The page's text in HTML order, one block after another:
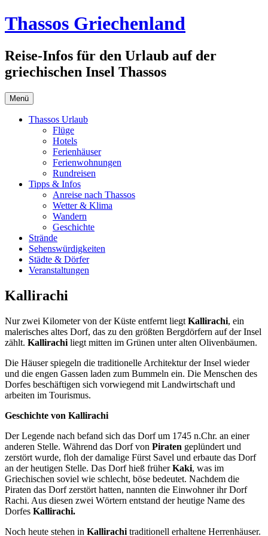
Zum
Inhalt
Thassos Griechenland
Reise-Infos für den Urlaub auf der
griechischen Insel Thassos
Menü
Thassos Urlaub
Flüge
Hotels
Ferienhäuser
Ferienwohnungen
Rundreisen
Tipps & Infos
Anreise nach Thassos
Wetter & Klima
Wandern
Geschichte
Strände
Sehenswürdigkeiten
Städte & Dörfer
Veranstaltungen
Kallirachi
Nur zwei Kilometer von der Küste entfernt liegt Kallirachi, ein
malerisches altes Dorf, das zu den größten Bergdörfern auf der Insel
zählt. Kallirachi liegt mitten im Grünen unter alten Olivenbäumen.
Die Häuser spiegeln die traditionelle Architektur der Insel wieder
und die engen Gassen laden zum Bummeln ein. Die Menschen des
Dorfes beschäftigen sich vorwiegend mit Landwirtschaft und
arbeiten im Tourismus.
Geschichte von Kallirachi
Der Legende nach befand sich das Dorf um 1745 n.Chr. an einer
anderen Stelle. Während das Dorf von Piraten geplündert und
zerstört wurde, floh der damalige Fürst Savel und erbaute das Dorf
an der heutigen Stelle. Das Dorf hieß früherKaki, was im
Griechischen soviel wie schlecht, böse bedeutet. Nachdem die
Piraten das Dorf zerstört hatten, nannten die Einwohner ihr Dorf
Rachi. Aus diesen zwei Wörtern entstand der heutige Name des
Dorfes Kallirachi.
Noch heute stehen in Kallirachi traditionell erhaltene Herrenhäuser.